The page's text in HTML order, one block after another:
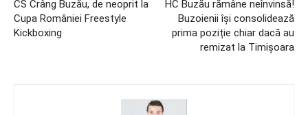
CS Crâng Buzău, de neoprit la
Cupa României Freestyle
Kickboxing
HC Buzău rămâne neînvinsă!
Buzoienii își consolidează
prima poziție chiar dacă au
remizat la Timișoara